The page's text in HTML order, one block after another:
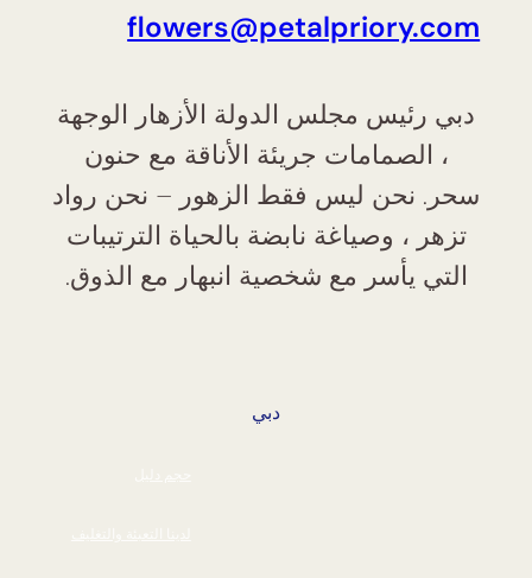
flowers@petalpriory.com
دبي رئيس مجلس الدولة الأزهار الوجهة
، الصمامات جريئة الأناقة مع حنون
سحر. نحن ليس فقط الزهور – نحن رواد
تزهر ، وصياغة نابضة بالحياة الترتيبات
التي يأسر مع شخصية انبهار مع الذوق.
دبي